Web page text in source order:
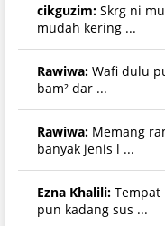
cikguzim: Skrg ni
mudah kering ...
Rawiwa: Wafi dulu
bam² dar ...
Rawiwa: Memang
banyak jenis l ...
Ezna Khalili: Tempat
pun kadang sus ...